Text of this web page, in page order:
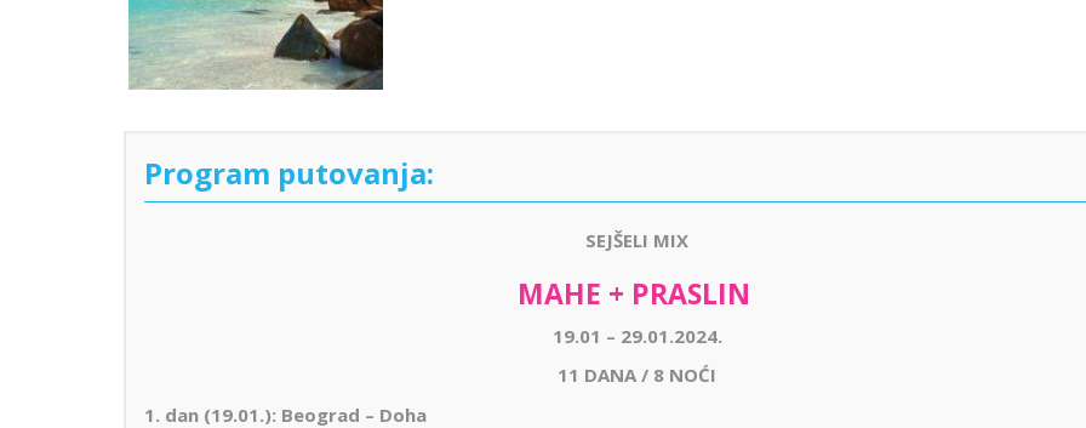
Program putovanja:
SEJŠELI MIX
MAHE + PRASLIN
19.01 – 29.01.2024.
11 DANA / 8 NOĆI
1. dan (19.01.): Beograd – Doha